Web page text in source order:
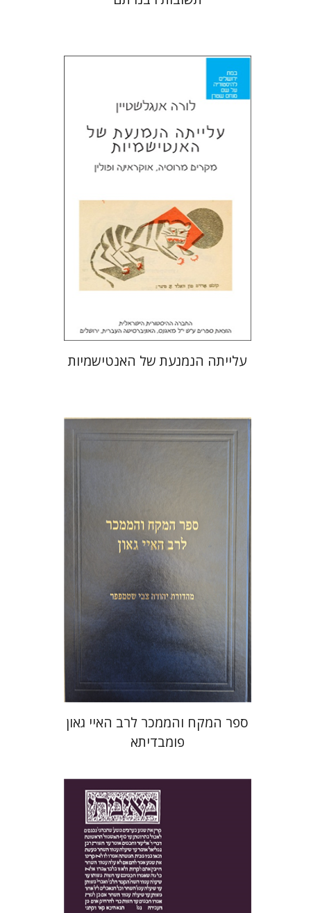
מירי אליאב-פלדון
דורון מגן
הנחת אתר ספר מודפס
$32
עלייתה הנמנעת של האנטישמיות
הנחת אתר ספר מודפס
$45
ספר המקח והממכר לרב האיי גאון
פומבדיתא
ישי רוזן-צבי